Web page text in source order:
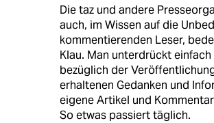
Die taz und andere
auch, im Wissen auf die
kommentierenden Leser,
Klau. Man unterdrückt
bezüglich der
erhaltenen Gedanken und
eigene Artikel und
So etwas passiert täglich.